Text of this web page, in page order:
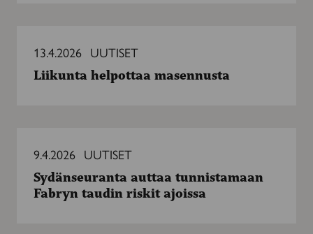
helpottaa
masennusta
13.4.2026 UUTISET
Liikunta helpottaa masennusta
auttaa
tunnistamaan
Fabryn
taudin
9.4.2026 UUTISET
Sydänseuranta auttaa tunnistamaan
Fabryn taudin riskit ajoissa